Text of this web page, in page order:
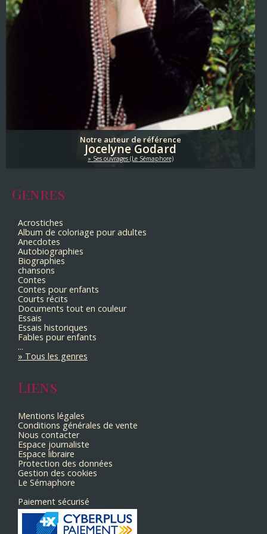
Notre auteur de référence
Jocelyne Godard
Ses ouvrages (Le Sémaphore)
Genres
Acrostiches
Album de coloriage pour adultes
Anecdotes
Autobiographies
Biographies
chansons
Contes
Contes pour enfants
Courts récits
Documents tout en couleur
Essais
Essais historiques
Fables pour enfants
...
Tous les genres
Liens
Mentions légales
Conditions générales de vente
Nous contacter
Espace journaliste
Espace libraire
Protection des données
Gestion des cookies
Le Sémaphore
Paiement sécurisé